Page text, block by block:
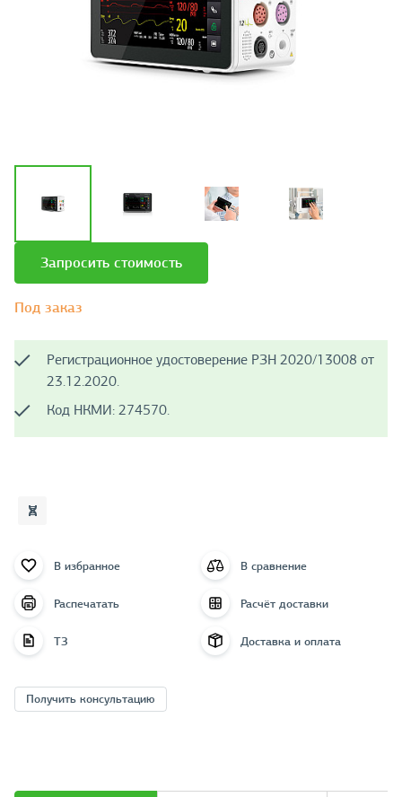
Запросить стоимость
Под заказ
Регистрационное удостоверение РЗН 2020/13008 от
23.12.2020.
Код НКМИ: 274570.
В избранное В сравнение
Распечатать Расчёт доставки
ТЗ Доставка и оплата
Получить консультацию